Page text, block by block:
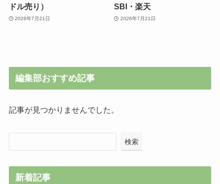
ドル売り）
2026年7月21日
SBI・楽天
2026年7月21日
編集部おすすめ記事
記事が見つかりませんでした。
検索
新着記事